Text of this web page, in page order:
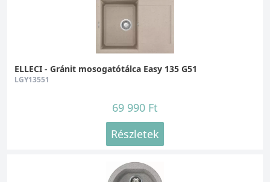
ELLECI - Gránit mosogatótálca Easy 135 G51
LGY13551
69 990 Ft
Részletek